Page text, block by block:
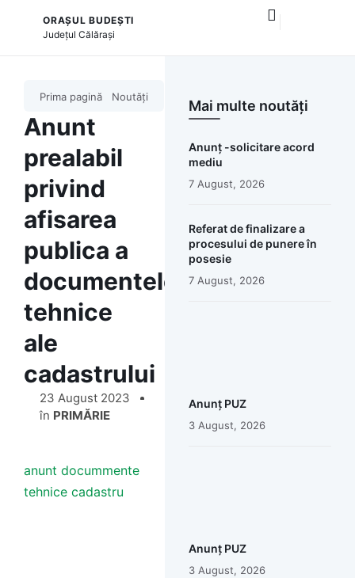
ORAȘUL BUDEȘTI
JudețulCălărași
Prima pagină Noutăți
Anunt
prealabil
privind
afisarea
publica a
documentelor
tehnice
ale
cadastrului
23 August 2023
în PRIMĂRIE
anunt docummente
tehnice cadastru
Mai multe noutăți
Anunț -solicitare acord
mediu
7 August, 2026
Referat de finalizare a
procesului de punere în
posesie
7 August, 2026
Anunț PUZ
3 August, 2026
Anunț PUZ
3 August, 2026